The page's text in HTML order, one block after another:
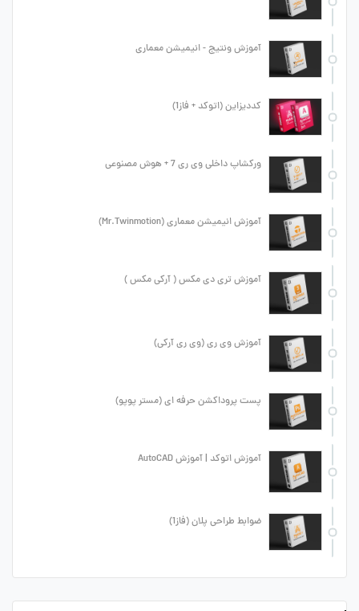
آموزش ونتیج - انیمیشن معماری
کددیزاین (اتوکد + فاز1)
ورکشاپ داخلی وی ری 7 + هوش مصنوعی
آموزش انیمیشن معماری (Mr.Twinmotion)
آموزش تری دی مکس ( آرکی مکس )
آموزش وی ری (وی ری آرکی)
پست پروداکشن حرفه ای (مستر پوپو)
آموزش اتوکد | آموزش AutoCAD
ضوابط طراحی پلان (فاز1)